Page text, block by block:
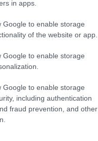
in apps.
Google to enable storage
of the website or app.
Google to enable storage
Google to enable storage
including authentication
fraud prevention, and other